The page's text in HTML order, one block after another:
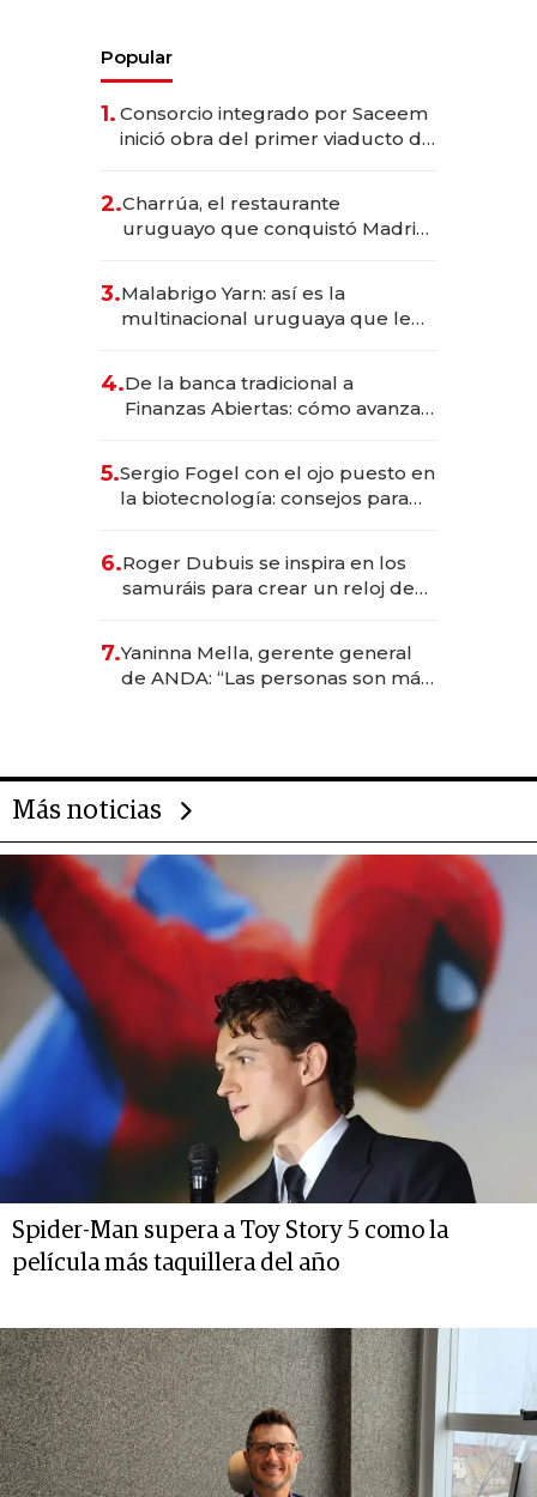
Popular
1. Consorcio integrado por Saceem
inició obra del primer viaducto de
millones
2.Charrúa, el restaurante
uruguayo que conquistó Madrid:
anticipación y prepara apertura
3.Malabrigo Yarn: así es la
multinacional uruguaya que le
4.De la banca tradicional a
Finanzas Abiertas: cómo avanza
5.Sergio Fogel con el ojo puesto en
la biotecnología: consejos para
6.Roger Dubuis se inspira en los
samuráis para crear un reloj de
7.Yaninna Mella, gerente general
de ANDA: “Las personas son más
Más noticias
Spider-Man supera a Toy Story 5 como la
película más taquillera del año